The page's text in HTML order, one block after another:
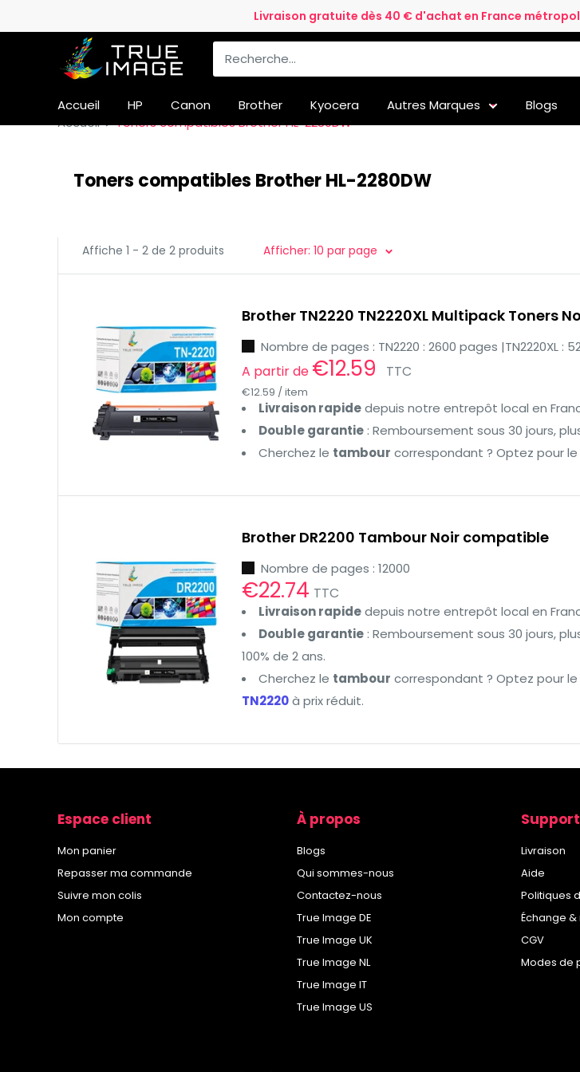
au
Livraison gratuite dès 40 € d'achat en France
Image
Accueil HP Canon Brother Kyocera Autres Marques Blogs
Accueil
Toners compatibles Brother HL-2280DW
Toners compatibles Brother HL-2280DW
Affiche 1 - 2 de 2 produits Afficher: 10 par page
Brother TN2220 TN2220XL Multipack Toners
Nombre de pages : TN2220 : 2600 pages |TN2220XL :
Prix
réduit
A partir de €12.59 TTC
€12.59 /item
Livraison rapidedepuis notre entrepôt local en
Double garantie : Remboursement sous 30 jours,
Cherchez le tambour correspondant ? Optez pour le
Brother DR2200 Tambour Noir compatible
Nombre de pages : 12000
Prix
réduit
€22.74 TTC
Livraison rapidedepuis notre entrepôt local en
Double garantie : Remboursement sous 30 jours,
100% de 2 ans.
Cherchez le tambour correspondant ? Optez pour le
TN2220à prix réduit.
Espace client
Mon panier
Repasser ma commande
Suivre mon colis
Mon compte
À propos
Blogs
Qui sommes-nous
Contactez-nous
True Image DE
True Image UK
True Image NL
True Image IT
True Image US
Support
Livraison
Aide
Politiques
Échange
CGV
Modes de